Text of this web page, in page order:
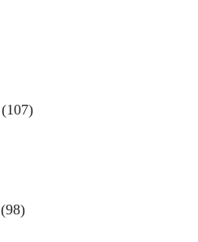
(107)
(98)